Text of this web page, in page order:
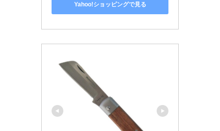
Yahoo!ショッピングで見る